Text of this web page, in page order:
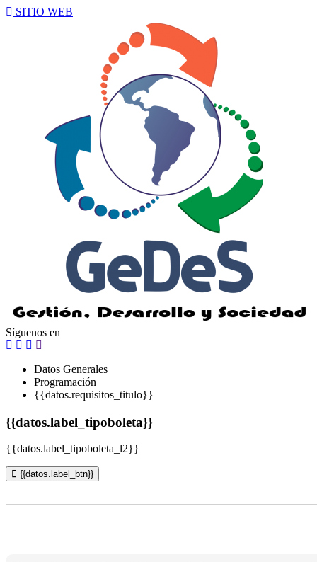
SITIO WEB
Síguenos en
Datos Generales
Programación
{{datos.requisitos_titulo}}
{{datos.label_tipoboleta}}
{{datos.label_tipoboleta_l2}}
{{datos.label_btn}}